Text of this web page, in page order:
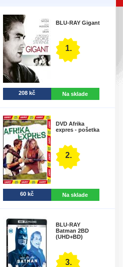
BLU-RAY Gigant
1.
208 kč Na sklade
DVD Afrika
expres - pošetka
2.
60 kč Na sklade
BLU-RAY
Batman 2BD
(UHD+BD)
3.